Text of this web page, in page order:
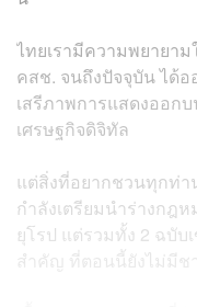
ไทยเรามีความพยายา
คสช. จนถึงปัจจุบัน ได้
เสรีภาพการแสดงออก
เศรษฐกิจดิจิทัล
แต่สิ่งที่อยากชวนทุกท่
กำลังเตรียมนำร่างกฎ
ยุโรป แต่รวมทั้ง 2 ฉบับ
สำคัญ ที่ตอนนี้ยังไม่มีช